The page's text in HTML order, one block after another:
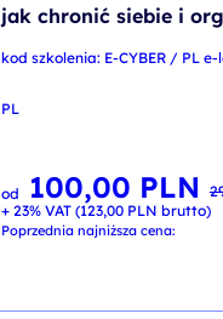
jak chronić siebie i
kod szkolenia: E-CYBER / PL
PL
od
Pierwotna
cena
wynosiła:
290,00 PLN.
100,00 PLN
Aktualna
cena
wynosi:
100,00 PLN.
+ 23% VAT (123,00 PLN brutto)
Poprzednia najniższa cena: